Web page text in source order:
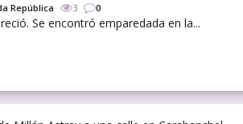
República 3 0
Se encontró emparedada en la...